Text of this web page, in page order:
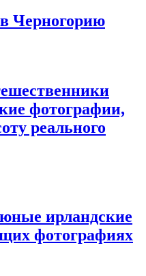
в Черногорию
фотографии,
реального
ирландские
фотографиях